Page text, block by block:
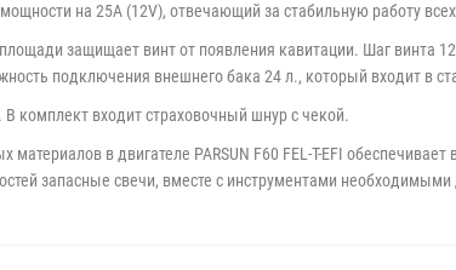
на 25А (12V), отвечающий за стабильную работу
защищает винт от появления кавитации. Шаг винта
подключения внешнего бака 24 л., который входит в
комплект входит страховочный шнур с чекой.
в двигателе PARSUN F60 FEL-T-EFI
запасные свечи, вместе с инструментами